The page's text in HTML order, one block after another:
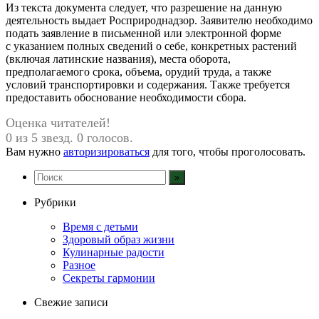
Из текста документа следует, что разрешение на данную
деятельность выдает Росприроднадзор. Заявителю необходимо
подать заявление в письменной или электронной форме
с указанием полных сведений о себе, конкретных растений
(включая латинские названия), места оборота,
предполагаемого срока, объема, орудий труда, а также
условий транспортировки и содержания. Также требуется
предоставить обоснование необходимости сбора.
Оценка читателей!
0 из 5 звезд. 0 голосов.
Вам нужно авторизироваться для того, чтобы проголосовать.
Рубрики
Время с детьми
Здоровый образ жизни
Кулинарные радости
Разное
Секреты гармонии
Свежие записи